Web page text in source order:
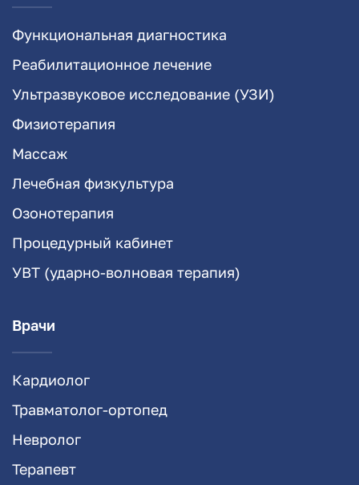
Функциональная диагностика
Реабилитационное лечение
Ультразвуковое исследование (УЗИ)
Физиотерапия
Массаж
Лечебная физкультура
Озонотерапия
Процедурный кабинет
УВТ (ударно-волновая терапия)
Врачи
Кардиолог
Травматолог-ортопед
Невролог
Терапевт